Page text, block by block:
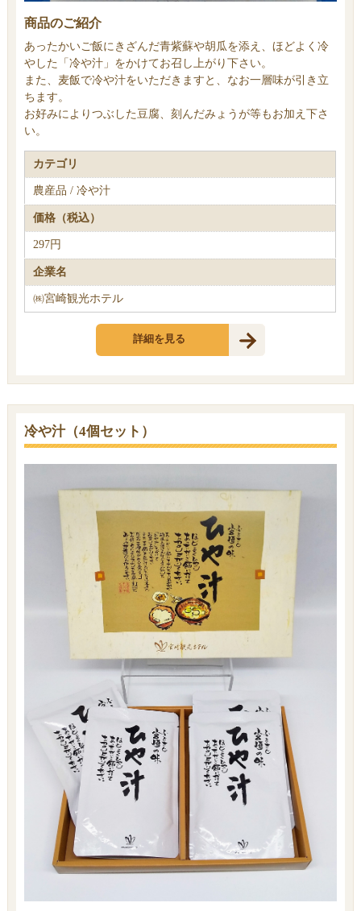
商品のご紹介
あったかいご飯にきざんだ青紫蘇や胡瓜を添え、ほどよく冷
やした「冷や汁」をかけてお召し上がり下さい。
また、麦飯で冷や汁をいただきますと、なお一層味が引き立
ちます。
お好みによりつぶした豆腐、刻んだみょうが等もお加え下さ
い。
カテゴリ
農産品 / 冷や汁
価格（税込）
297円
企業名
㈱宮崎観光ホテル
詳細を見る
冷や汁（4個セット）